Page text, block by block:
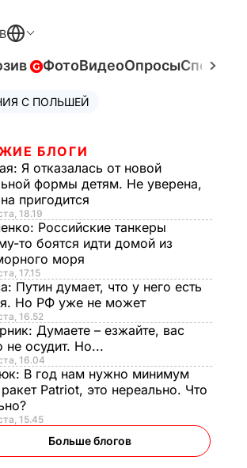
ФотоВидеоОпросы
С ПОЛЬШЕЙ
БЛОГИ
Я отказалась от новой
формы детям. Не уверена,
пригодится
18.19
Российские танкеры
то боятся идти домой из
моря
17.15
Путин думает, что у него есть
Но РФ уже не может
16.52
Думаете – езжайте, вас
не осудит. Но...
16.04
В год нам нужно минимум
Patriot, это нереально. Что
15.45
Больше блогов